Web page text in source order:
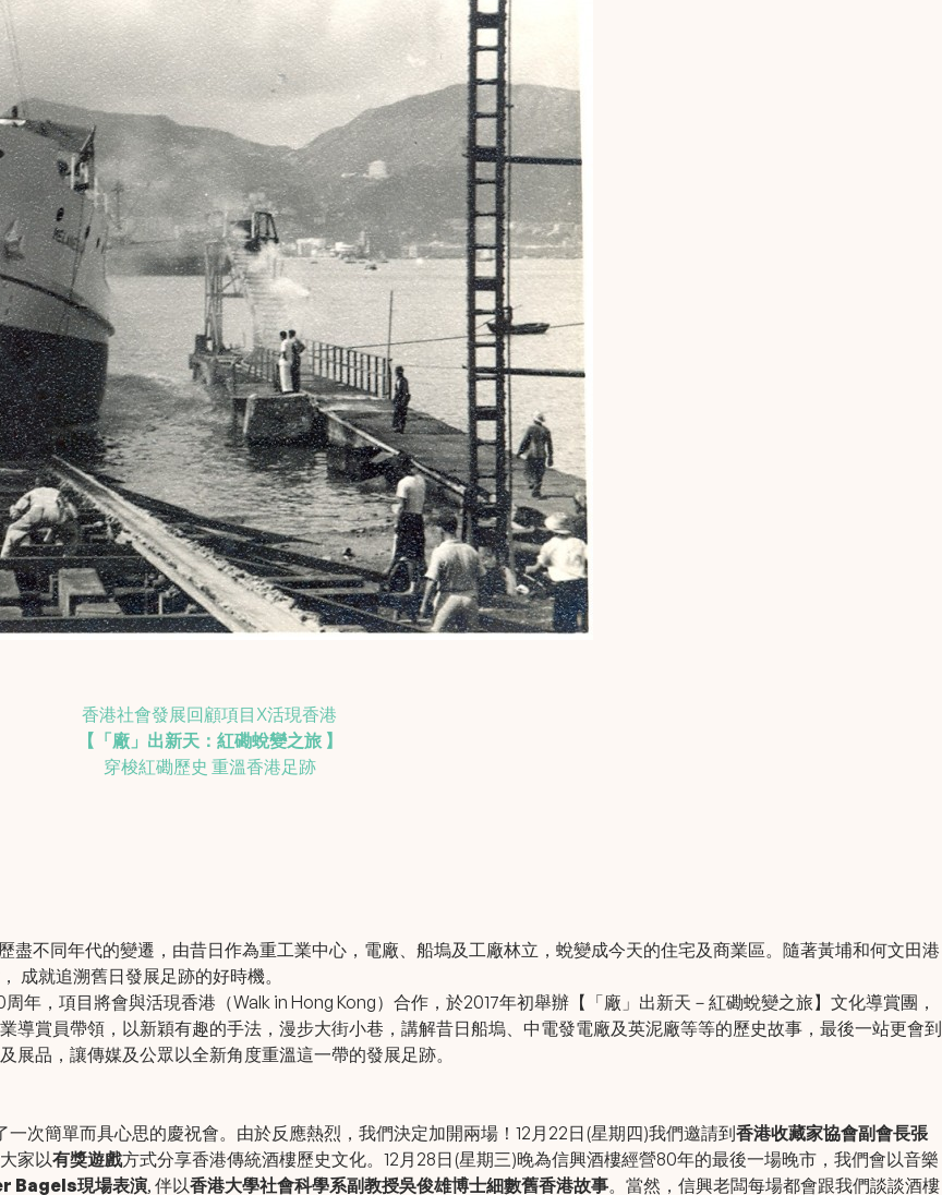
香港社會發展回顧項目X活現香港
【「廠」出新天：紅磡蛻變之旅 】
穿梭紅磡歷史 重溫香港足跡
盡不同年代的變遷，由昔日作為重工業中心，電廠、船塢及工廠林立，蛻變成今天的住宅及商業區。隨著黃埔和何文田港
成就追溯舊日發展足跡的好時機。
周年，項目將會與活現香港（Walk in Hong Kong）合作，於2017年初舉辦【「廠」出新天－紅磡蛻變之旅】文化導賞團，
導賞員帶領，以新穎有趣的手法，漫步大街小巷，講解昔日船塢、中電發電廠及英泥廠等等的歷史故事，最後一站更會到
品，讓傳媒及公眾以全新角度重溫這一帶的發展足跡。
一次簡單而具心思的慶祝會。由於反應熱烈，我們決定加開兩場！12月22日(星期四)我們邀請到香港收藏家協會副會長張
家以有獎遊戲方式分享香港傳統酒樓歷史文化。12月28日(星期三)晚為信興酒樓經營80年的最後一場晚市，我們會以音樂
Bagels現場表演, 伴以香港大學社會科學系副教授吳俊雄博士細數舊香港故事。當然，信興老闆每場都會跟我們談談酒樓